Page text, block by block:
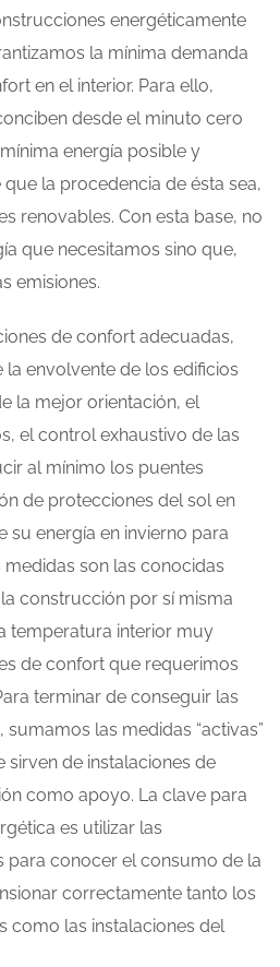
energéticamente
la mínima demanda
en el interior. Para ello,
desde el minuto cero
energía posible y
la procedencia de ésta sea,
renovables. Con esta base, no
que necesitamos sino que,
emisiones.
de confort adecuadas,
envolvente de los edificios
la mejor orientación, el
el control exhaustivo de las
al mínimo los puentes
de protecciones del sol en
su energía en invierno para
medidas son las conocidas
construcción por sí misma
temperatura interior muy
de confort que requerimos
terminar de conseguir las
las medidas “activas”
sirven de instalaciones de
como apoyo. La clave para
es utilizar las
para conocer el consumo de la
correctamente tanto los
como las instalaciones del